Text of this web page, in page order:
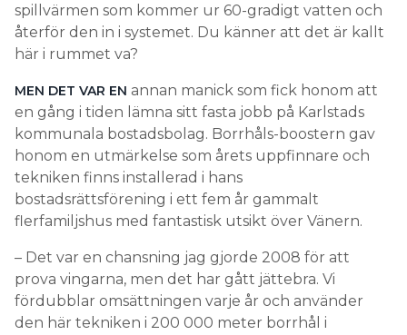
spillvärmen som kommer ur 60-gradigt vatten och
återför den in i systemet. Du känner att det är kallt
här i rummet va?
MEN DET VAR EN annan manick som fick honom att
en gång i tiden lämna sitt fasta jobb på Karlstads
kommunala bostadsbolag. Borrhåls-boostern gav
honom en utmärkelse som årets uppfinnare och
tekniken finns installerad i hans
bostadsrättsförening i ett fem år gammalt
flerfamiljshus med fantastisk utsikt över Vänern.
– Det var en chansning jag gjorde 2008 för att
prova vingarna, men det har gått jättebra. Vi
fördubblar omsättningen varje år och använder
den här tekniken i 200 000 meter borrhål i